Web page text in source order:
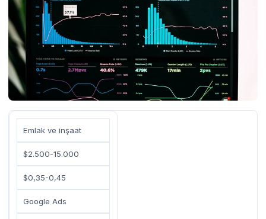
Emlak ve inşaat
$2.500-15.000
$0,35-0,45
Google Ads